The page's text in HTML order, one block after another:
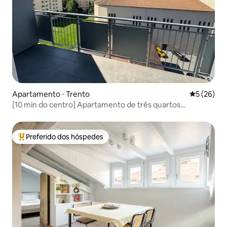
Apartamento ⋅ Trento 5 de uma
5 (26)
[10 min do centro] Apartamento de três quartos
Entre os melhores preferidos dos hóspedes
Preferido dos hóspedes